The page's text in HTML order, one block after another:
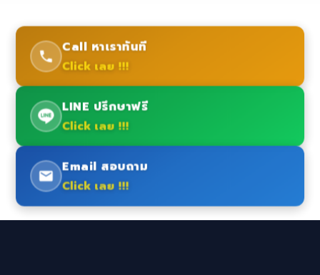
Call หาเราทันที
Click เลย !!!
LINE ปรึกษาฟรี
Click เลย !!!
Email สอบถาม
Click เลย !!!